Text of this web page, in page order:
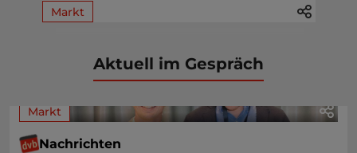
Markt
Aktuell im Gespräch
Markt
Nachrichten